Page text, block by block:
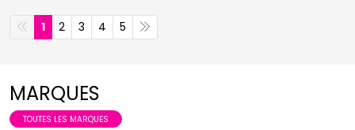
1 2 3 4 5
MARQUES
TOUTES LES MARQUES